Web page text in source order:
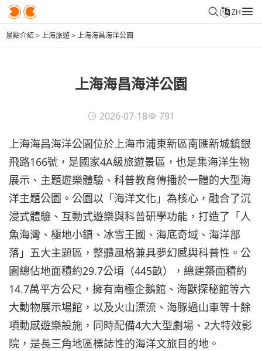
ZH
景點介紹 >上海旅遊>上海海昌海洋公園
上海海昌海洋公園
2026-07-18 791
上海海昌海洋公園位於上海市浦東新區南匯新城鎮銀
飛路166號，是國家4A級旅遊景區，也是集海洋生物
展示、主題遊樂體驗、科普教育傳播於一體的大型海
洋主題公園。公園以「海洋文化」為核心，融合了沉
浸式體驗、互動式遊樂與科普研學功能，打造了「人
魚海灣、極地小鎮、冰雪王國、海底奇域、海洋部
落」五大主題區，整體風格兼具夢幻感與科普性。公
園總佔地面積約29.7公頃（445畝），總建築面積約
14.7萬平方公尺，擁有南極企鵝館、海獸探秘館等六
大動物展示場館，以及火山漂流、海豚過山車等十餘
項動感遊樂設施，同時配備4大大型劇場、2大特效影
院，是長三角地區標誌性的海洋文旅目的地。